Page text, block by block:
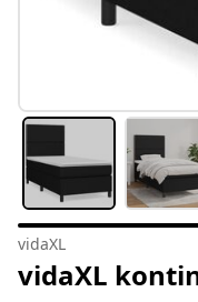
vidaXL
vidaXL